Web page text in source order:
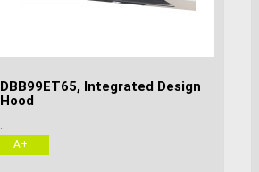
DBB99ET65, Integrated Design
Hood
A+